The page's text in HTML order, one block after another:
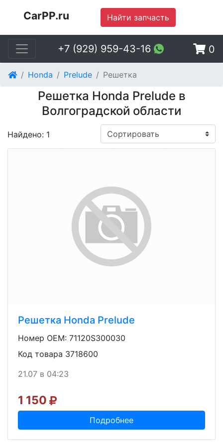
CarPP.ru Найти запчасть
+7 (929) 959-43-16 0
Honda Prelude Решетка
Решетка Honda Prelude в
Волгоградской области
Найдено: 1
Решетка Honda Prelude
Номер OEM: 71120S300030
Код товара 3718600
21.07 в 04:23
1 150
Подробнее